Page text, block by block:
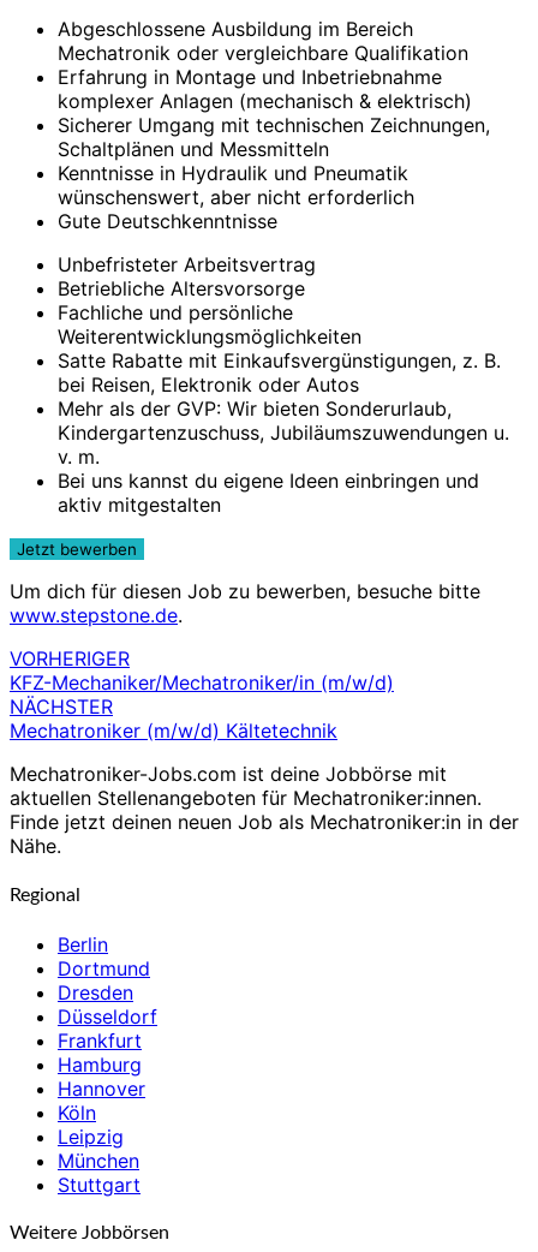
Abgeschlossene Ausbildung im Bereich
Mechatronik oder vergleichbare Qualifikation
Erfahrung in Montage und Inbetriebnahme
komplexer Anlagen (mechanisch & elektrisch)
Sicherer Umgang mit technischen Zeichnungen,
Schaltplänen und Messmitteln
Kenntnisse in Hydraulik und Pneumatik
wünschenswert, aber nicht erforderlich
Gute Deutschkenntnisse
Unbefristeter Arbeitsvertrag
Betriebliche Altersvorsorge
Fachliche und persönliche
Weiterentwicklungsmöglichkeiten
Satte Rabatte mit Einkaufsvergünstigungen, z. B.
bei Reisen, Elektronik oder Autos
Mehr als der GVP: Wir bieten Sonderurlaub,
Kindergartenzuschuss, Jubiläumszuwendungen u.
v. m.
Bei uns kannst du eigene Ideen einbringen und
aktiv mitgestalten
Um dich für diesen Job zu bewerben, besuche bitte
www.stepstone.de.
Beitragsnavigation
VORHERIGER
KFZ-Mechaniker/Mechatroniker/in (m/w/d)
NÄCHSTER
Mechatroniker (m/w/d) Kältetechnik
Mechatroniker-Jobs.com ist deine Jobbörse mit
aktuellen Stellenangeboten für Mechatroniker:innen.
Finde jetzt deinen neuen Job als Mechatroniker:in in der
Nähe.
Regional
Berlin
Dortmund
Dresden
Düsseldorf
Frankfurt
Hamburg
Hannover
Köln
Leipzig
München
Stuttgart
Weitere Jobbörsen